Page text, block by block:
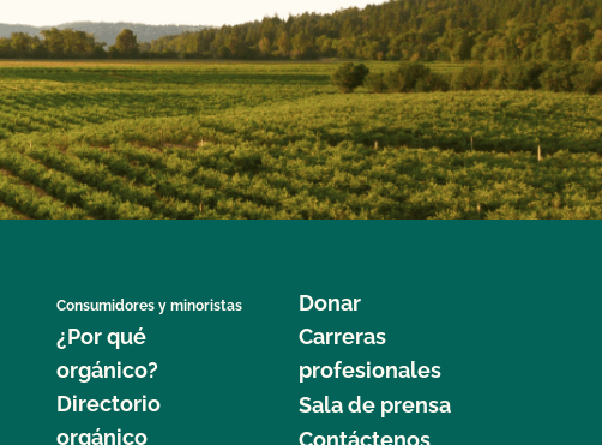
Consumidores y minoristas
¿Por qué
orgánico?
Directorio
orgánico
Donar
Carreras
profesionales
Sala de prensa
Contáctenos